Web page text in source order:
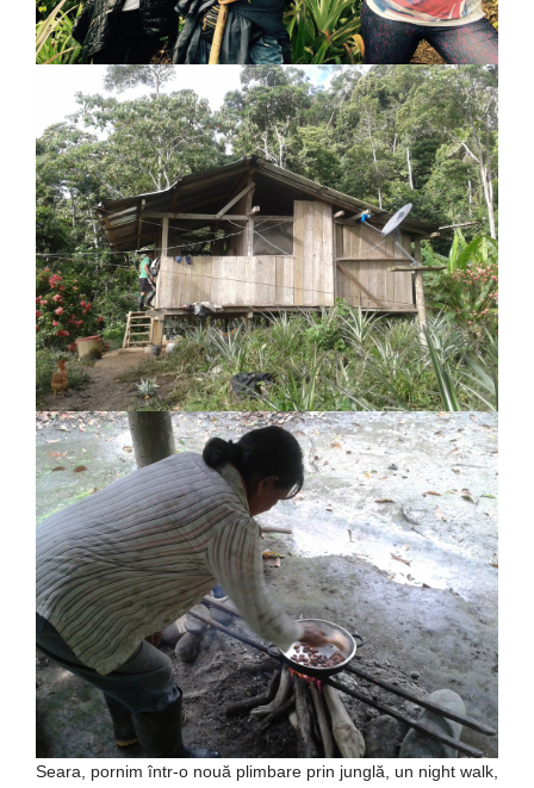
Seara, pornim într-o nouă plimbare prin junglă, un night walk,